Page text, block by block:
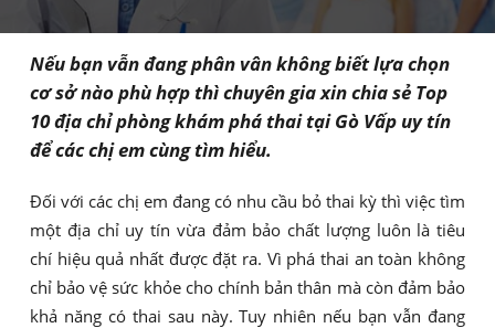
Nếu bạn vẫn đang phân vân không biết lựa chọn
cơ sở nào phù hợp thì chuyên gia xin chia sẻ Top
10 địa chỉ phòng khám phá thai tại Gò Vấp uy tín
để các chị em cùng tìm hiểu.
Đối với các chị em đang có nhu cầu bỏ thai kỳ thì việc tìm
một địa chỉ uy tín vừa đảm bảo chất lượng luôn là tiêu
chí hiệu quả nhất được đặt ra. Vì phá thai an toàn không
chỉ bảo vệ sức khỏe cho chính bản thân mà còn đảm bảo
khả năng có thai sau này. Tuy nhiên nếu bạn vẫn đang